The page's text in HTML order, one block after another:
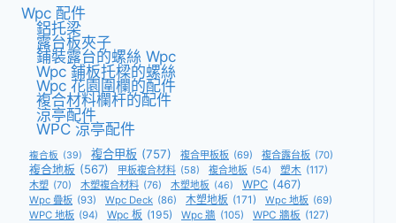
Wpc 配件
鋁托梁
露台板夾子
鋪裝露台的螺絲 Wpc
Wpc 鋪板托樑的螺絲
Wpc 花園圍欄的配件
複合材料欄杆的配件
涼亭配件
WPC 涼亭配件
複合板 (39) 複合甲板 (757) 複合甲板板 (69) 複合露台板 (70)
複合地板 (567) 甲板複合材料 (58) 複合地板 (54) 塑木 (117)
木塑 (70) 木塑複合材料 (76) 木塑地板 (46) WPC (467)
Wpc 疊板 (93) Wpc Deck (86) 木塑地板 (171) Wpc 地板 (69)
WPC 地板 (94) Wpc 板 (195) Wpc 牆 (105) WPC 牆板 (127)